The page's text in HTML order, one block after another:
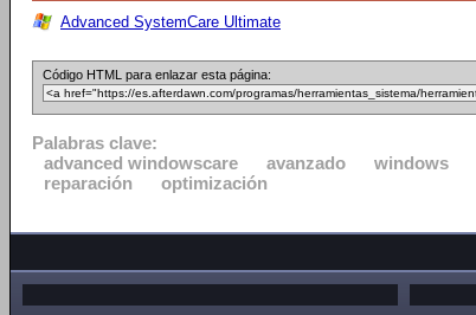
Advanced SystemCare Ultimate
Código HTML para enlazar esta página:
Palabras clave:
advanced windowscare
avanzado windows
reparación
optimización